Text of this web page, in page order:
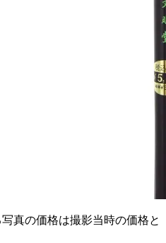
真の価格は撮影当時の価格と